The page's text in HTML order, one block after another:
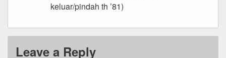
keluar/pindah th ’81)
Leave a Reply